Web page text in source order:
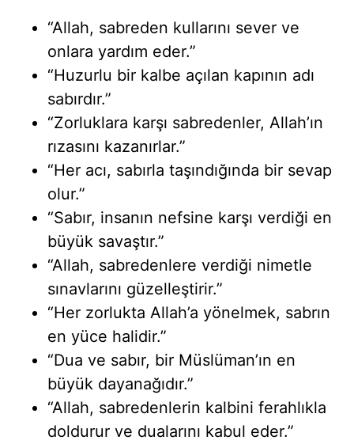
“Allah, sabreden kullarını sever ve
onlara yardım eder.”
“Huzurlu bir kalbe açılan kapının adı
sabırdır.”
“Zorluklara karşı sabredenler, Allah’ın
rızasını kazanırlar.”
“Her acı, sabırla taşındığında bir sevap
olur.”
“Sabır, insanın nefsine karşı verdiği en
büyük savaştır.”
“Allah, sabredenlere verdiği nimetle
sınavlarını güzelleştirir.”
“Her zorlukta Allah’a yönelmek, sabrın
en yüce halidir.”
“Dua ve sabır, bir Müslüman’ın en
büyük dayanağıdır.”
“Allah, sabredenlerin kalbini ferahlıkla
doldurur ve dualarını kabul eder.”